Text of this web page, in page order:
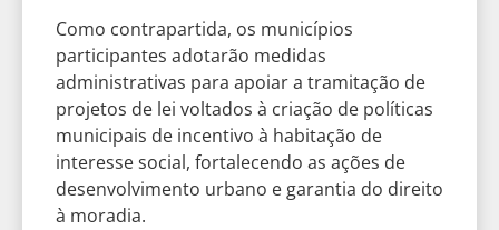
Como contrapartida, os municípios
participantes adotarão medidas
administrativas para apoiar a tramitação de
projetos de lei voltados à criação de políticas
municipais de incentivo à habitação de
interesse social, fortalecendo as ações de
desenvolvimento urbano e garantia do direito
à moradia.